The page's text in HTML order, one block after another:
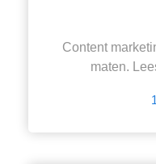
Content
maten.